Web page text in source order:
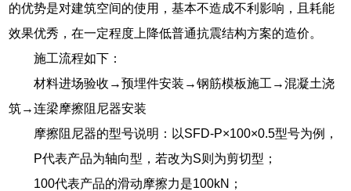
的优势是对建筑空间的使用，基本不造成不利影响，且耗能
效果优秀，在一定程度上降低普通抗震结构方案的造价。
施工流程如下：
材料进场验收→预埋件安装→钢筋模板施工→混凝土浇
筑→连梁摩擦阻尼器安装
摩擦阻尼器的型号说明：以SFD-P×100×0.5型号为例，
P代表产品为轴向型，若改为S则为剪切型；
100代表产品的滑动摩擦力是100kN；